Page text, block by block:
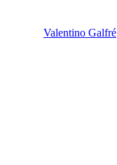
Valentino Galfré